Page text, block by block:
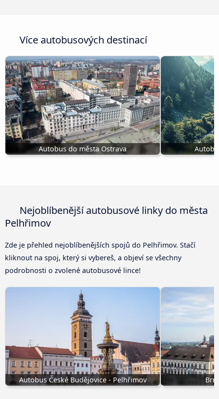
Více autobusových destinací
Autobus do města Ostrava
Nejoblíbenější autobusové linky do města
Pelhřimov
Zde je přehled nejoblíbenějších spojů do Pelhřimov. Stačí
kliknout na spoj, který si vybereš, a objeví se všechny
podrobnosti o zvolené autobusové lince!
Autobus České Budějovice - Pelhřimov